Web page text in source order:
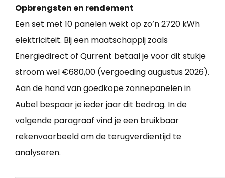
Opbrengsten en rendement
Een set met 10 panelen wekt op zo’n 2720 kWh
elektriciteit. Bij een maatschappij zoals
Energiedirect of Qurrent betaal je voor dit stukje
stroom wel €680,00 (vergoeding augustus 2026).
Aan de hand van goedkope zonnepanelen in
Aubel bespaar je ieder jaar dit bedrag. In de
volgende paragraaf vind je een bruikbaar
rekenvoorbeeld om de terugverdientijd te
analyseren.